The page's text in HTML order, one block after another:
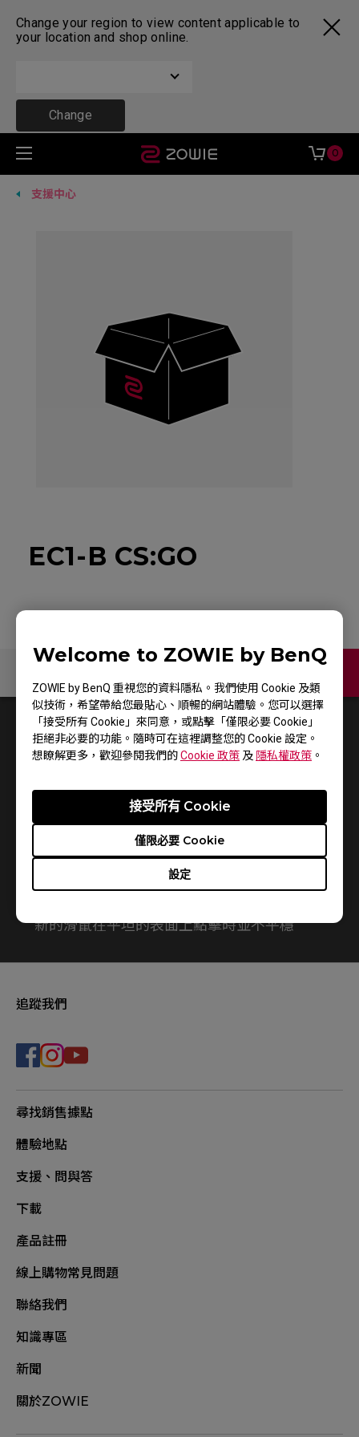
Change your region to view content applicable to
your location and shop online.
Change
Welcome to ZOWIE by BenQ
ZOWIE by BenQ 重視您的資料隱私。我們使用 Cookie 及類
似技術，希望帶給您最貼心、順暢的網站體驗。您可以選擇
「接受所有 Cookie」來同意，或點擊「僅限必要 Cookie」
拒絕非必要的功能。隨時可在這裡調整您的 Cookie 設定。
想瞭解更多，歡迎參閱我們的Cookie 政策 及 隱私權政策 。
設定
僅限必要 Cookie
接受所有 Cookie
0
支援中心
EC1-B CS:GO
1 結果 Default
新的滑鼠在平坦的表面上點擊時並不平穩
追蹤我們
尋找銷售據點
體驗地點
支援、問與答
下載
產品註冊
線上購物常見問題
聯絡我們
知識專區
新聞
關於ZOWIE